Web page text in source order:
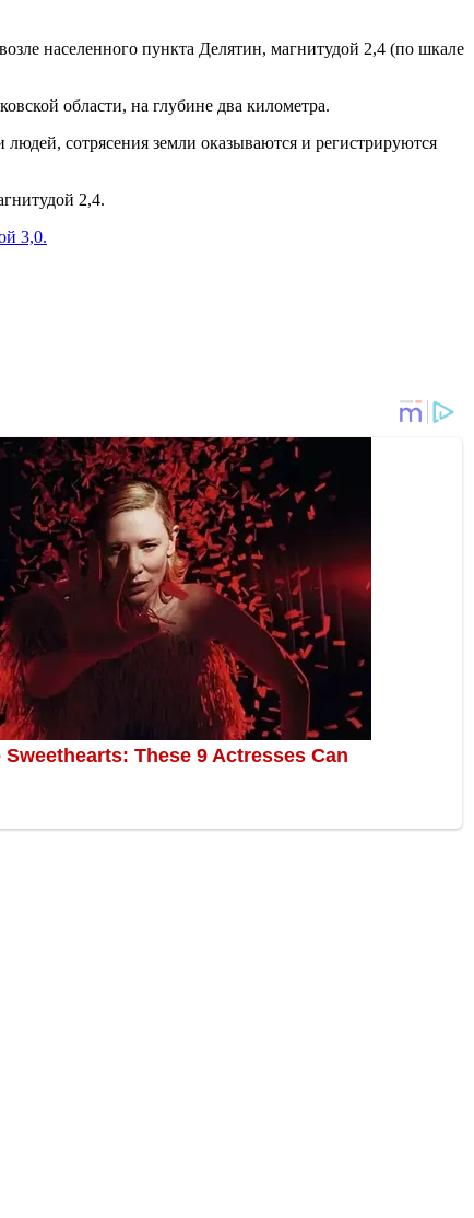
населенного пункта Делятин, магнитудой 2,4 (по шкале
области, на глубине два километра.
сотрясения земли оказываются и регистрируются
2,4.
3,0.